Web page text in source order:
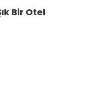
Bir Otel